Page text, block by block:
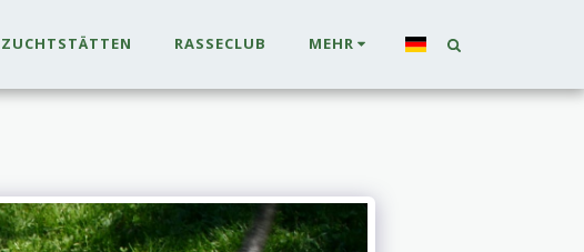
ZUCHTSTÄTTEN RASSECLUB MEHR